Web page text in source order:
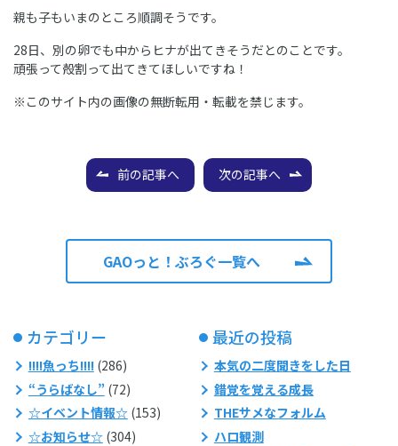
親も子もいまのところ順調そうです。
28日、別の卵でも中からヒナが出てきそうだとのことです。
頑張って殻割って出てきてほしいですね！
※このサイト内の画像の無断転用・転載を禁じます。
前の記事へ 次の記事へ
GAOっと！ぶろぐ一覧へ
カテゴリー
!!!!魚っち!!!!(286)
“うらばなし”(72)
☆イベント情報☆(153)
☆お知らせ☆(304)
最近の投稿
本気の二度聞きをした日
錯覚を覚える成長
THEサメなフォルム
ハロ観測